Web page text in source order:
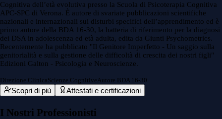
Cognitiva dell’età evolutiva presso la Scuola di Psicoterapia Cognitiva
APC-SPC di Verona. È autore di svariate pubblicazioni scientifiche
nazionali e internazionali sui disturbi specifici dell’apprendimento ed è
primo autore della BDA 16-30, la batteria di riferimento per la diagnosi
dei DSA in adolescenza ed età adulta, edita da Giunti Psychometrics.
Recentemente ha pubblicato "Il Genitore Imperfetto - Un saggio sulla
genitorialità e sulla gestione delle difficoltà di crescita dei nostri figli"
Edizioni Galton - Psicologia e Neuroscienze.
Direzione ClinicaScienze CognitiveAutore BDA 16-30
Scopri di più Attestati e certificazioni
I Nostri Professionisti